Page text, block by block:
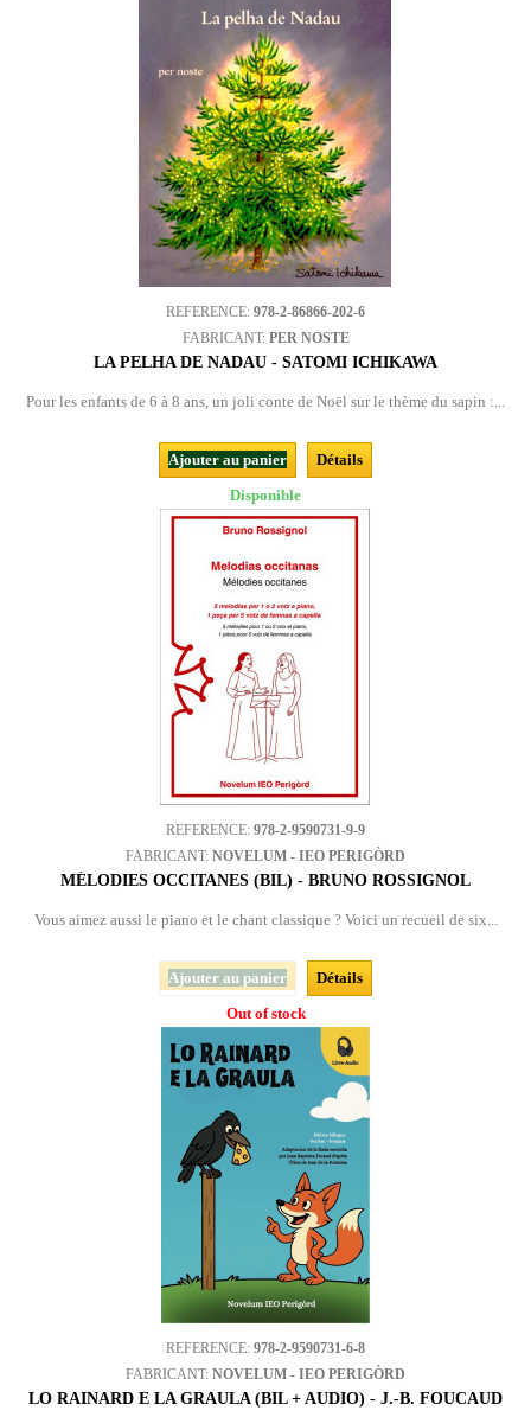
REFERENCE: 978-2-86866-202-6
FABRICANT: PER NOSTE
LA PELHA DE NADAU - SATOMI ICHIKAWA
Pour les enfants de 6 à 8 ans, un joli conte de Noël sur le thème du sapin :...
Ajouter au panier
Détails
Disponible
REFERENCE: 978-2-9590731-9-9
FABRICANT: NOVELUM - IEO PERIGÒRD
MÉLODIES OCCITANES (BIL) - BRUNO ROSSIGNOL
Vous aimez aussi le piano et le chant classique ? Voici un recueil de six...
Ajouter au panier
Détails
Out of stock
REFERENCE: 978-2-9590731-6-8
FABRICANT: NOVELUM - IEO PERIGÒRD
LO RAINARD E LA GRAULA (BIL + AUDIO) - J.-B. FOUCAUD